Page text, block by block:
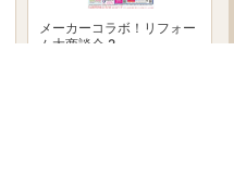
メーカーコラボ！リフォー
ム大商談会 2